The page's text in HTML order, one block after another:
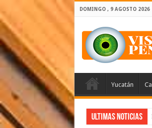
DOMINGO , 9 AGOSTO 2026
Yucatán
Ultimas Noticias